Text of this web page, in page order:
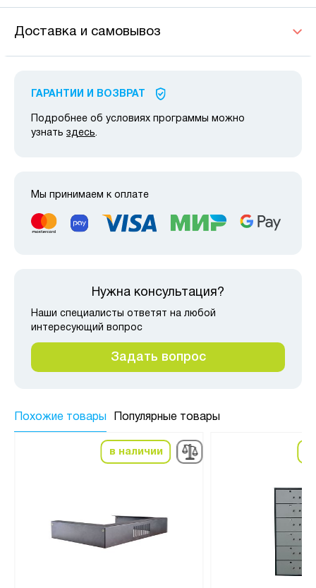
Доставка и самовывоз
ГАРАНТИИ И ВОЗВРАТ
Подробнее об условиях программы можно
узнать здесь.
Мы принимаем к оплате
Нужна консультация?
Наши специалисты ответят на любой
интересующий вопрос
Задать вопрос
Похожие товары Популярные товары
в наличии